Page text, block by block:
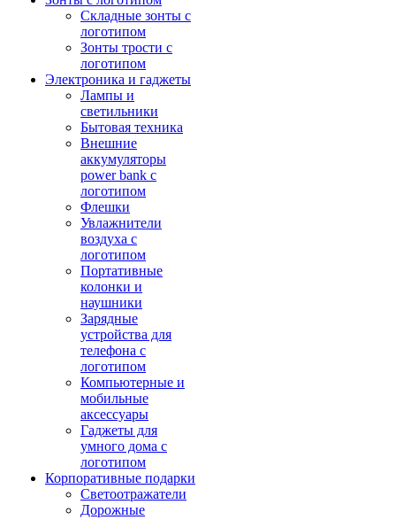
Складные зонты с
логотипом
Зонты трости с
логотипом
Электроника и гаджеты
Лампы и
светильники
Бытовая техника
Внешние
аккумуляторы
power bank с
логотипом
Флешки
Увлажнители
воздуха с
логотипом
Портативные
колонки и
наушники
Зарядные
устройства для
телефона с
логотипом
Компьютерные и
мобильные
аксессуары
Гаджеты для
умного дома с
логотипом
Корпоративные подарки
Светоотражатели
Дорожные